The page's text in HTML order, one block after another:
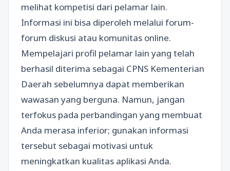
melihat kompetisi dari pelamar lain.
Informasi ini bisa diperoleh melalui forum-
forum diskusi atau komunitas online.
Mempelajari profil pelamar lain yang telah
berhasil diterima sebagai CPNS Kementerian
Daerah sebelumnya dapat memberikan
wawasan yang berguna. Namun, jangan
terfokus pada perbandingan yang membuat
Anda merasa inferior; gunakan informasi
tersebut sebagai motivasi untuk
meningkatkan kualitas aplikasi Anda.